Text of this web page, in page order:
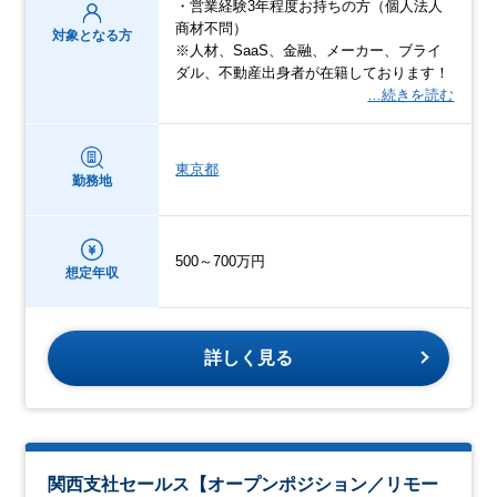
対象となる方
・営業経験3年程度お持ちの方（個人法人
商材不問）
※人材、SaaS、金融、メーカー、ブライ
ダル、不動産出身者が在籍しております！
…続きを読む
勤務地
東京都
想定年収
500～700万円
詳しく見る
関西支社セールス【オープンポジション／リモー